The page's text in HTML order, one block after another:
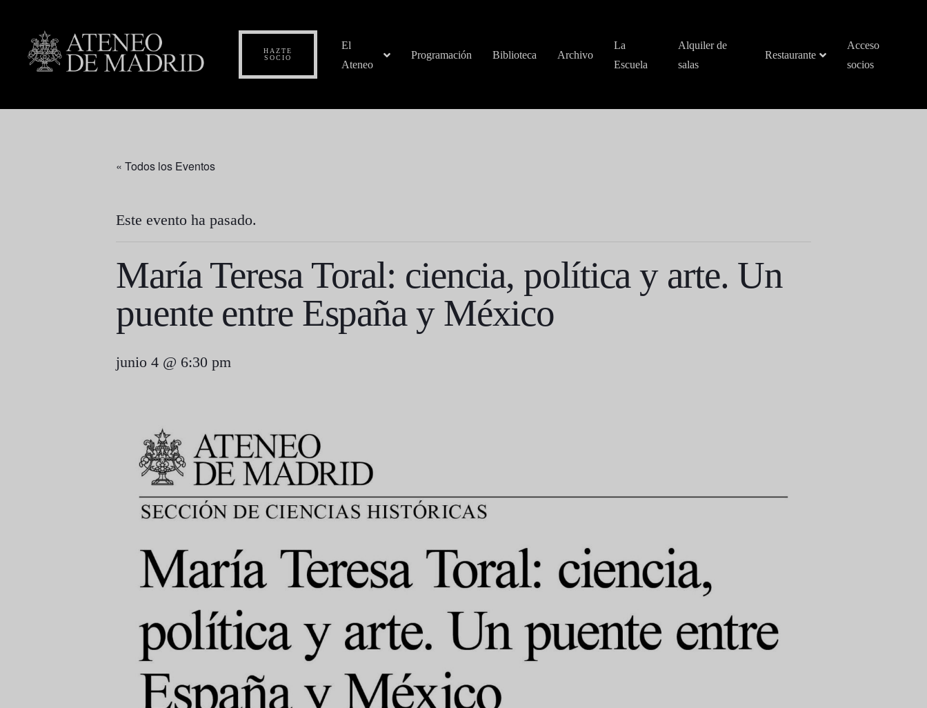
HAZTE
SOCIO
El
Ateneo
Programación Biblioteca Archivo
La
Escuela
Alquiler de
salas
Restaurante
Acceso
socios
« Todos los Eventos
Este evento ha pasado.
María Teresa Toral: ciencia, política y arte. Un
puente entre España y México
junio 4 @ 6:30 pm